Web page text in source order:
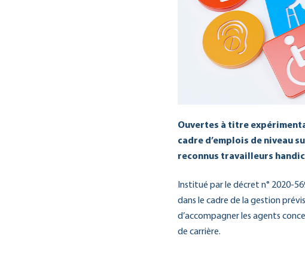
Ouvertes à titre
cadre d’emplois de niveau
reconnus travailleurs
Institué par le décret n° 2020-
dans le cadre de la gestion
d’accompagner les agents
de carrière.